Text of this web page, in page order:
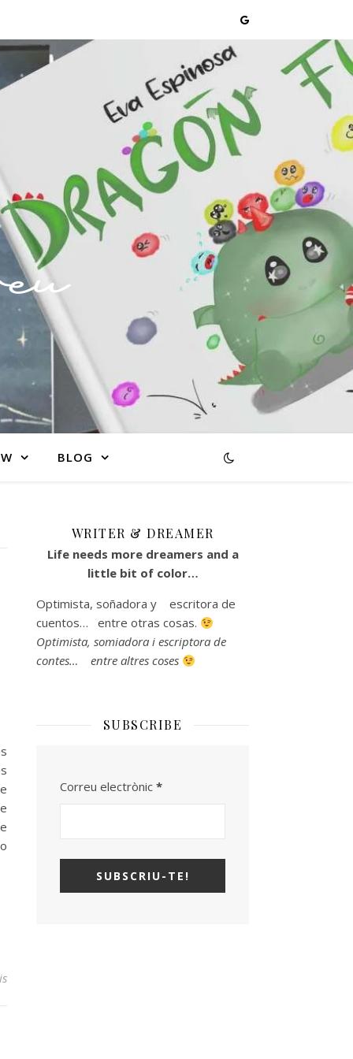
BLOG
WRITER & DREAMER
Life needs more dreamers and a
little bit of color…
Optimista, soñadora y escritora de
cuentos… entre otras cosas.
Optimista, somiadora i escriptora de
contes… entre altres coses
SUBSCRIBE
Correu electrònic *